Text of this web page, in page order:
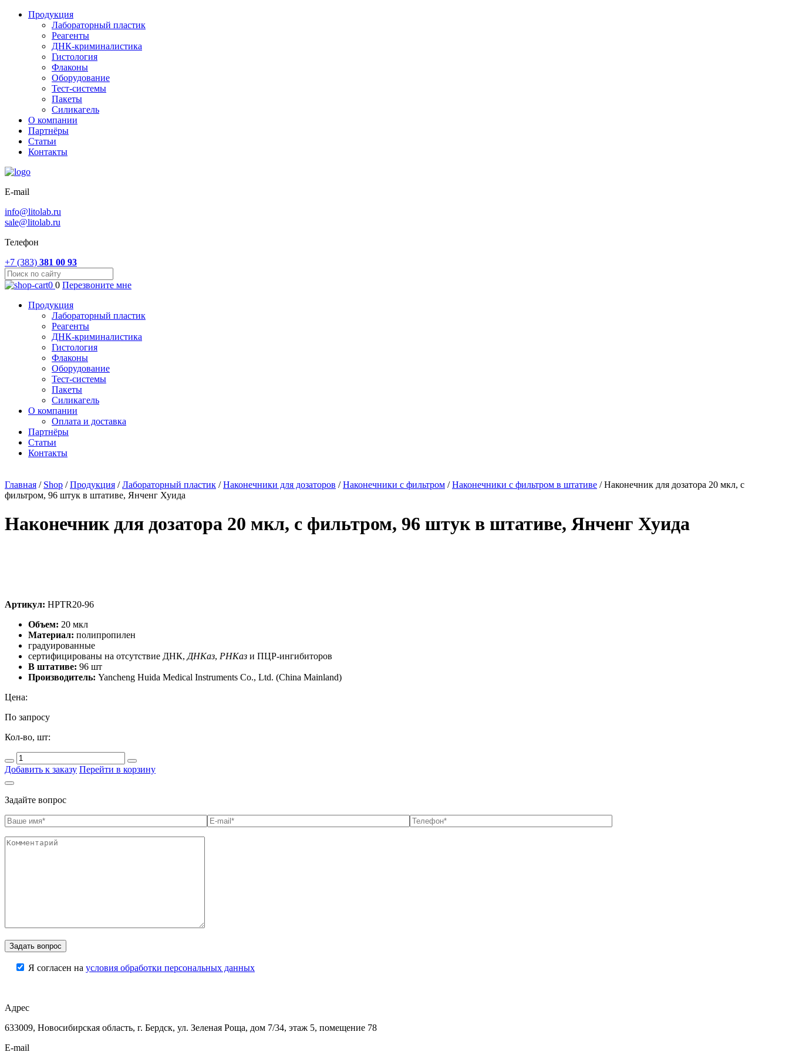
Продукция
Лабораторный пластик
Реагенты
ДНК-криминалистика
Гистология
Флаконы
Оборудование
Тест-системы
Пакеты
Силикагель
О компании
Партнёры
Статьи
Контакты
E-mail
info@litolab.ru
sale@litolab.ru
Телефон
+7 (383) 381 00 93
0 0 Перезвоните мне
Продукция
Лабораторный пластик
Реагенты
ДНК-криминалистика
Гистология
Флаконы
Оборудование
Тест-системы
Пакеты
Силикагель
О компании
Оплата и доставка
Партнёры
Статьи
Контакты
Главная / Shop /Продукция /Лабораторный пластик /Наконечники для дозаторов /Наконечники с фильтром /Наконечники с фильтром в штативе /Наконечник для дозатора 20 мкл, с
фильтром, 96 штук в штативе, Янченг Хуида
Наконечник для дозатора 20 мкл, с фильтром, 96 штук в штативе, Янченг Хуида
Артикул: HPTR20-96
Объем: 20 мкл
Материал: полипропилен
градуированные
сертифицированы на отсутствие ДНК, ДНКаз, РНКаз и ПЦР-ингибиторов
В штативе: 96 шт
Производитель: Yancheng Huida Medical Instruments Co., Ltd. (China Mainland)
Цена:
По запросу
Кол-во, шт:
Добавить к заказу Перейти в корзину
Задайте вопрос
Я согласен на условия обработки персональных данных
Адрес
633009, Новосибирская область, г. Бердск, ул. Зеленая Роща, дом 7/34, этаж 5, помещение 78
E-mail